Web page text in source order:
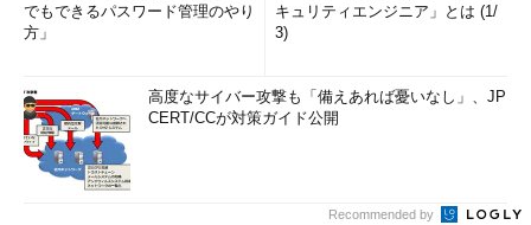
でもできるパスワード管理のやり
方」
キュリティエンジニア」とは (1/
3)
高度なサイバー攻撃も「備えあれば憂いなし」、JP
CERT/CCが対策ガイド公開
Recommended by